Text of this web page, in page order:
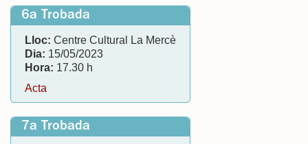
6a Trobada
Lloc: Centre Cultural La Mercè
Dia: 15/05/2023
Hora: 17.30 h
Acta
7a Trobada